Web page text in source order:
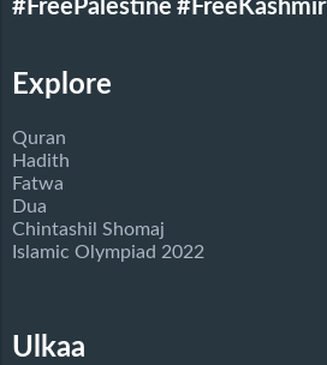
#FreePalestine #FreeKashmir
Explore
Quran
Hadith
Fatwa
Dua
Chintashil Shomaj
Islamic Olympiad 2022
Ulkaa